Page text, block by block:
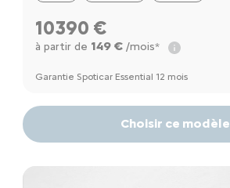
10390 €
à partir de 149 €/mois*
Garantie Spoticar Essential 12 mois
Choisir ce modèle